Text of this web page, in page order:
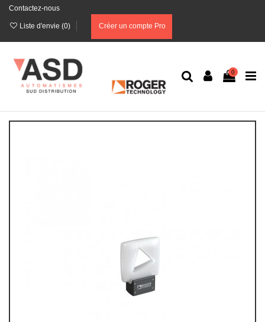
Contactez-nous
Liste d'envie (0) Créer un compte Pro
0